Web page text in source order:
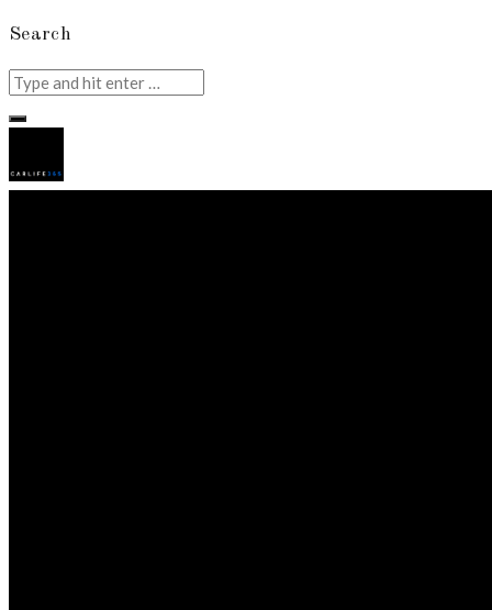
Search
Search
for: